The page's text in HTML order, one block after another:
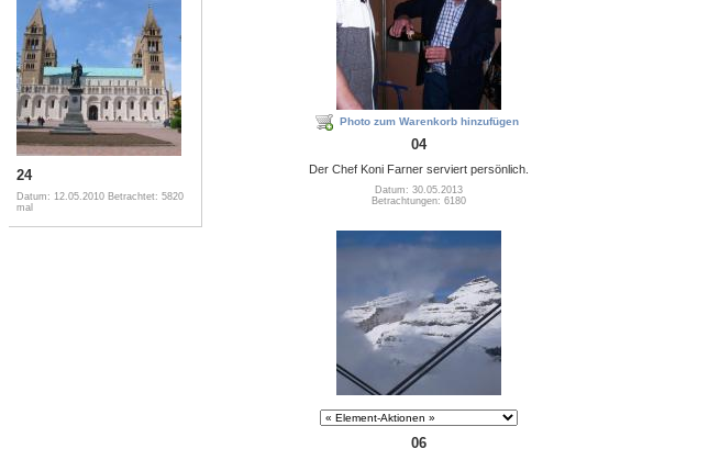
24
Datum: 12.05.2010 Betrachtet: 5820
mal
Photo zum Warenkorb hinzufügen
04
Der Chef Koni Farner serviert persönlich.
Datum: 30.05.2013
Betrachtungen: 6180
06